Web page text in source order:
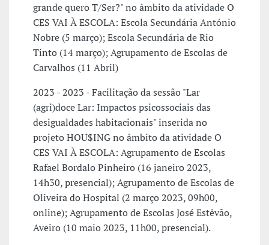
grande quero T/Ser?" no âmbito da atividade O
CES VAI À ESCOLA: Escola Secundária António
Nobre (5 março); Escola Secundária de Rio
Tinto (14 março); Agrupamento de Escolas de
Carvalhos (11 Abril)
2023 - 2023 - Facilitação da sessão "Lar
(agri)doce Lar: Impactos psicossociais das
desigualdades habitacionais" inserida no
projeto HOU$ING no âmbito da atividade O
CES VAI À ESCOLA: Agrupamento de Escolas
Rafael Bordalo Pinheiro (16 janeiro 2023,
14h30, presencial); Agrupamento de Escolas de
Oliveira do Hospital (2 março 2023, 09h00,
online); Agrupamento de Escolas José Estêvão,
Aveiro (10 maio 2023, 11h00, presencial).